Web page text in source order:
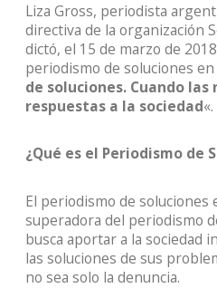
Liza Gross, periodista
directiva de la organización
dictó, el 15 de marzo de
periodismo de soluciones
de soluciones. Cuando las
respuestas a la sociedad«.
¿Qué es el Periodismo de
El periodismo de soluciones
superadora del periodismo
busca aportar a la sociedad
las soluciones de sus
no sea solo la denuncia.